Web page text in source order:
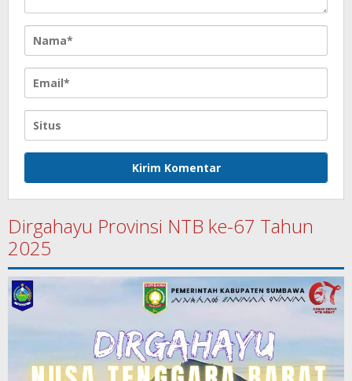
Dirgahayu Provinsi NTB ke-67 Tahun
2025